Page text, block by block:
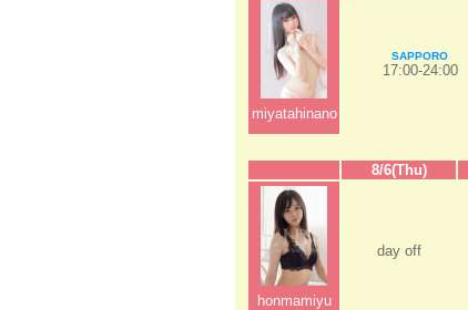
miyatahinano
SAPPORO
17:00-24:00
8/6(Thu)
honmamiyu
day off